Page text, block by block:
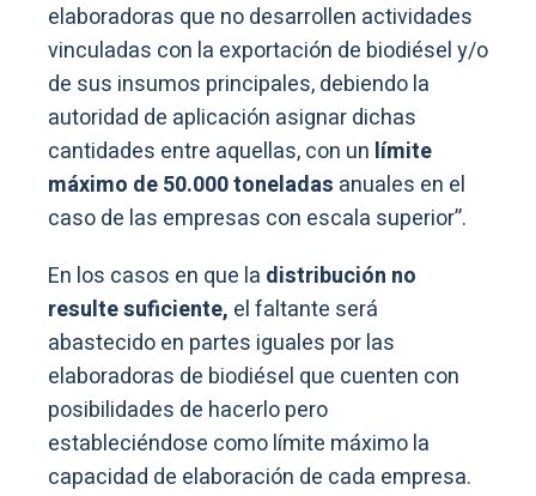
elaboradoras que no desarrollen actividades
vinculadas con la exportación de biodiésel y/o
de sus insumos principales, debiendo la
autoridad de aplicación asignar dichas
cantidades entre aquellas, con un límite
máximo de 50.000 toneladas anuales en el
caso de las empresas con escala superior”.
En los casos en que la distribución no
resulte suficiente, el faltante será
abastecido en partes iguales por las
elaboradoras de biodiésel que cuenten con
posibilidades de hacerlo pero
estableciéndose como límite máximo la
capacidad de elaboración de cada empresa.